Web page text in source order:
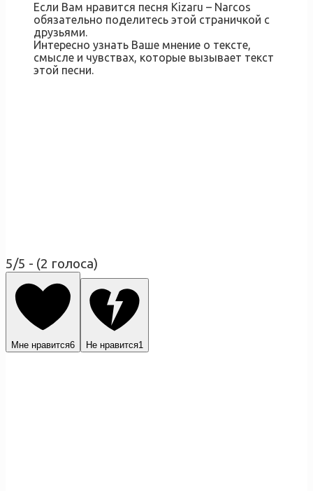
Если Вам нравится песня Kizaru – Narcos
обязательно поделитесь этой страничкой с
друзьями.
Интересно узнать Ваше мнение о тексте,
смысле и чувствах, которые вызывает текст
этой песни.
5/5 - (2 голоса)
Мне нравится6 Не нравится1